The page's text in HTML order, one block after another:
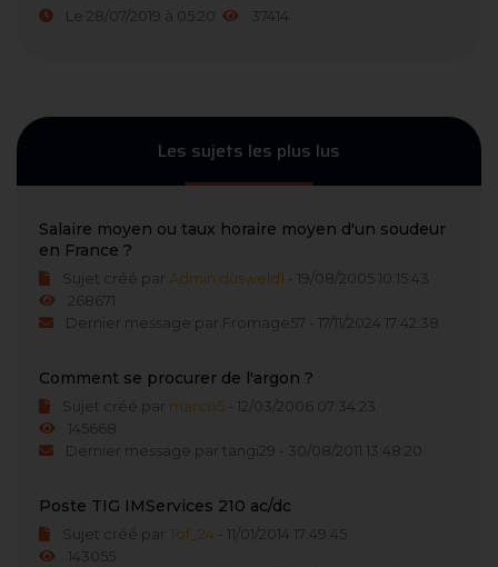
Le 28/07/2019 à 05:20 37414
Les sujets les plus lus
Salaire moyen ou taux horaire moyen d'un soudeur
en France ?
Sujet créé par Admin dusweld1 - 19/08/2005 10:15:43
268671
Dernier message par Fromage57 - 17/11/2024 17:42:38
Comment se procurer de l'argon ?
Sujet créé par marco5 - 12/03/2006 07:34:23
145668
Dernier message par tangi29 - 30/08/2011 13:48:20
Poste TIG IMServices 210 ac/dc
Sujet créé par Tof_24 - 11/01/2014 17:49:45
143055